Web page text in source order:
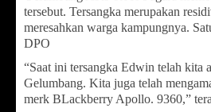
tersebut. Tersangka merupakan
meresahkan warga kampungnya.
DPO
“Saat ini tersangka Edwin telah kita
Gelumbang. Kita juga telah
merk BLackberry Apollo. 9360,”